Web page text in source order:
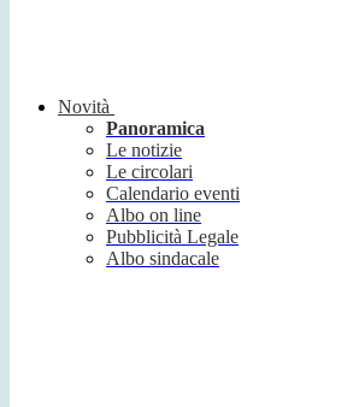
Novità
Panoramica
Le notizie
Le circolari
Calendario eventi
Albo on line
Pubblicità Legale
Albo sindacale